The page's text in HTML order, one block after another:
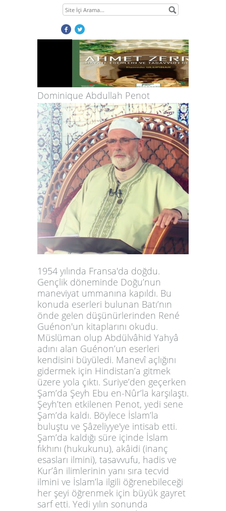
Dominique Abdullah Penot
1954 yılında Fransa'da doğdu.
Gençlik döneminde Doğu’nun
maneviyat ummanına kapıldı. Bu
konuda eserleri bulunan Batı’nın
önde gelen düşünürlerinden René
Guénon'un kitaplarını okudu.
Müslüman olup Abdülvâhid Yahyâ
adını alan Guénon’un eserleri
kendisini büyüledi. Manevî açlığını
gidermek için Hindistan’a gitmek
üzere yola çıktı. Suriye’den geçerken
Şam’da Şeyh Ebu en-Nûr’la karşılaştı.
Şeyh’ten etkilenen Penot, yedi sene
Şam’da kaldı. Böylece İslam’la
buluştu ve Şâzeliyye'ye intisab etti.
Şam’da kaldığı süre içinde İslam
fıkhını (hukukunu), akâidi (inanç
esasları ilmini), tasavvufu, hadis ve
Kur’ân ilimlerinin yanı sıra tecvid
ilmini ve İslam’la ilgili öğrenebileceği
her şeyi öğrenmek için büyük gayret
sarf etti. Yedi yılın sonunda